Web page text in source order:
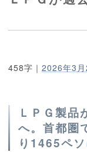
458字｜ 2026年3月
ＬＰＧ製品
へ。首都圏
り1465ペ